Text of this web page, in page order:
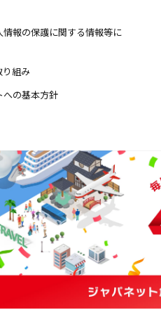
報の保護に関する情報等に
り組み
への基本方針